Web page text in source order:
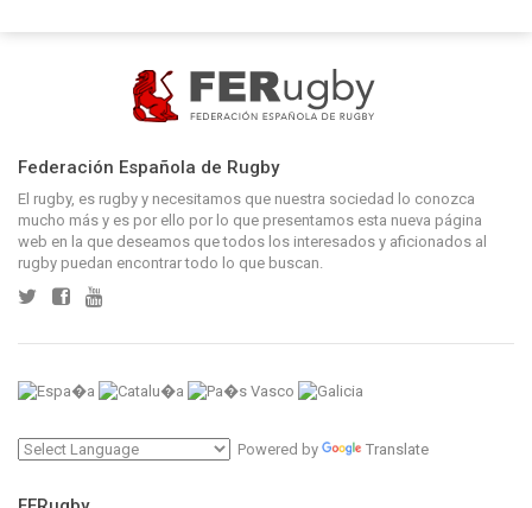
Federación Española de Rugby
El rugby, es rugby y necesitamos que nuestra sociedad lo conozca
mucho más y es por ello por lo que presentamos esta nueva página
web en la que deseamos que todos los interesados y aficionados al
rugby puedan encontrar todo lo que buscan.
Powered by Translate